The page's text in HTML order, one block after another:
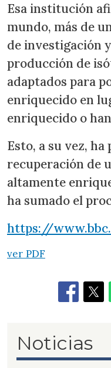
Esa institución
mundo, más de
de investigación
producción de
adaptados para
enriquecido en
enriquecido o
Esto, a su vez,
recuperación de
altamente
ha sumado el
https://
ver PDF
Noticias